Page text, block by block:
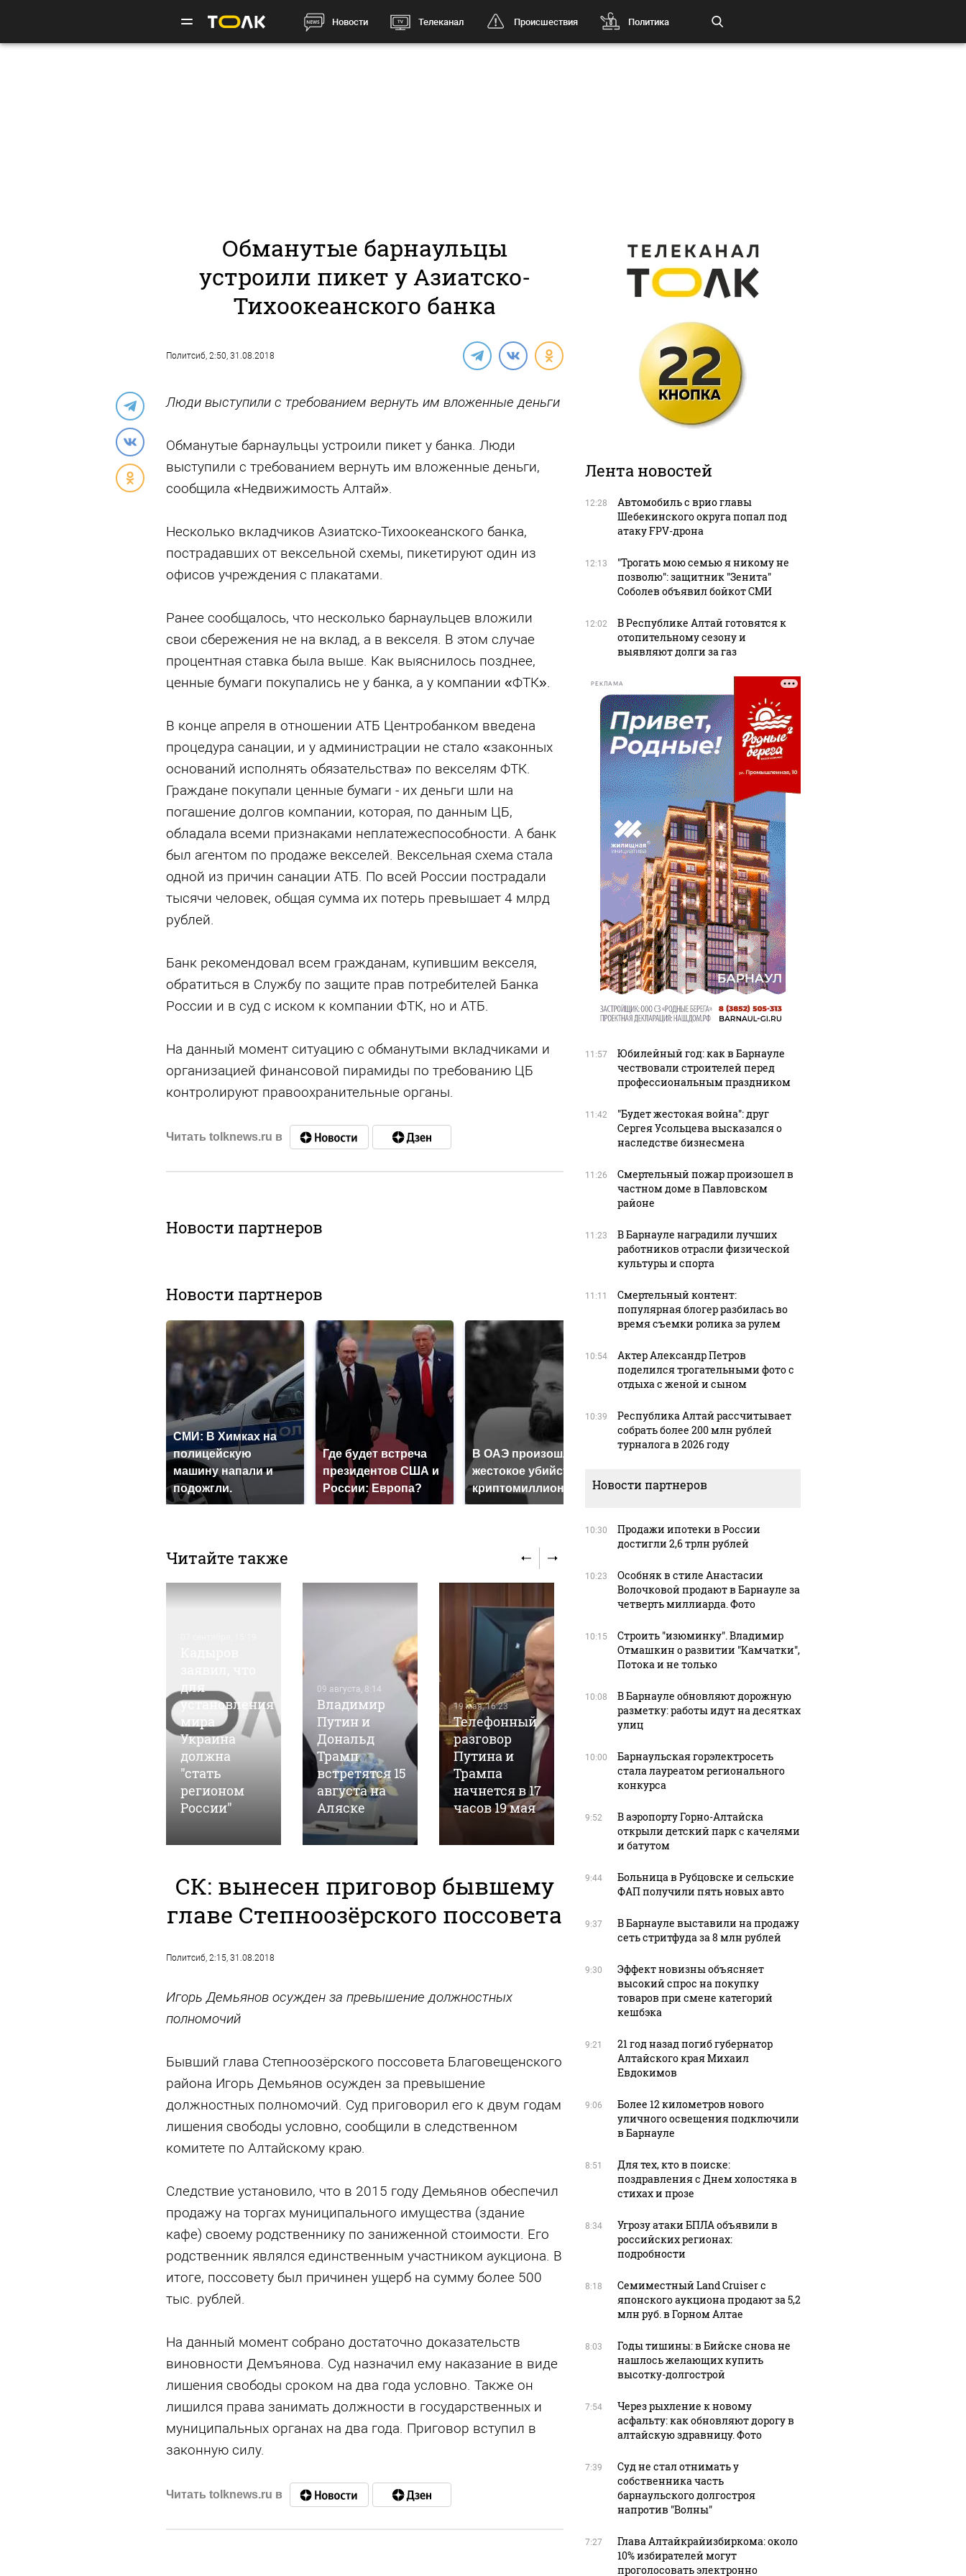
Новости Телеканал Происшествия Политика
Обманутые барнаульцы
устроили пикет у Азиатско-
Тихоокеанского банка
Политсиб, 2:50, 31.08.2018
Люди выступили с требованием вернуть им вложенные деньги
Обманутые барнаульцы устроили пикет у банка. Люди
выступили с требованием вернуть им вложенные деньги,
сообщила «Недвижимость Алтай».
Несколько вкладчиков Азиатско-Тихоокеанского банка,
пострадавших от вексельной схемы, пикетируют один из
офисов учреждения с плакатами.
Ранее сообщалось, что несколько барнаульцев вложили
свои сбережения не на вклад, а в векселя. В этом случае
процентная ставка была выше. Как выяснилось позднее,
ценные бумаги покупались не у банка, а у компании «ФТК».
В конце апреля в отношении АТБ Центробанком введена
процедура санации, и у администрации не стало «законных
оснований исполнять обязательства» по векселям ФТК.
Граждане покупали ценные бумаги - их деньги шли на
погашение долгов компании, которая, по данным ЦБ,
обладала всеми признаками неплатежеспособности. А банк
был агентом по продаже векселей. Вексельная схема стала
одной из причин санации АТБ. По всей России пострадали
тысячи человек, общая сумма их потерь превышает 4 млрд
рублей.
Банк рекомендовал всем гражданам, купившим векселя,
обратиться в Службу по защите прав потребителей Банка
России и в суд с иском к компании ФТК, но и АТБ.
На данный момент ситуацию с обманутыми вкладчиками и
организацией финансовой пирамиды по требованию ЦБ
контролируют правоохранительные органы.
Читать tolknews.ru в
Новости партнеров
Новости партнеров
СМИ: В Химках на
полицейскую
машину напали и
подожгли.
Где будет встреча
президентов США и
России: Европа?
В ОАЭ произошло
жестокое убийство
криптомиллионера
Кавказе: читать здесь
Читайте также
для
установления
мира
Украина
должна
"стать
регионом
России"
09 августа, 8:14
Владимир
Путин и
Дональд
Трамп
встретятся 15
августа на
Аляске
19 мая, 16:23
Телефонный
разговор
Путина и
Трампа
начнется в 17
часов 19 мая
Алтайские
депутаты
"притормозить"
электросамокаты
крае
назначили
министра
спорта и
СК: вынесен приговор бывшему
главе Степноозёрского поссовета
Политсиб, 2:15, 31.08.2018
Игорь Демьянов осужден за превышение должностных
полномочий
Бывший глава Степноозёрского поссовета Благовещенского
района Игорь Демьянов осужден за превышение
должностных полномочий. Суд приговорил его к двум годам
лишения свободы условно, сообщили в следственном
комитете по Алтайскому краю.
Следствие установило, что в 2015 году Демьянов обеспечил
продажу на торгах муниципального имущества (здание
кафе) своему родственнику по заниженной стоимости. Его
родственник являлся единственным участником аукциона. В
итоге, поссовету был причинен ущерб на сумму более 500
тыс. рублей.
На данный момент собрано достаточно доказательств
виновности Демъянова. Суд назначил ему наказание в виде
лишения свободы сроком на два года условно. Также он
лишился права занимать должности в государственных и
муниципальных органах на два года. Приговор вступил в
законную силу.
Читать tolknews.ru в
Лента новостей
12:28
Автомобиль с врио главы
Шебекинского округа попал под
атаку FPV-дрона
12:13
"Трогать мою семью я никому не
позволю": защитник "Зенита"
Соболев объявил бойкот СМИ
12:02
В Республике Алтай готовятся к
отопительному сезону и
выявляют долги за газ
РЕКЛАМА
11:57
Юбилейный год: как в Барнауле
чествовали строителей перед
профессиональным праздником
11:42
"Будет жестокая война": друг
Сергея Усольцева высказался о
наследстве бизнесмена
11:26
Смертельный пожар произошел в
частном доме в Павловском
районе
11:23
В Барнауле наградили лучших
работников отрасли физической
культуры и спорта
11:11
Смертельный контент:
популярная блогер разбилась во
время съемки ролика за рулем
10:54
Актер Александр Петров
поделился трогательными фото с
отдыха с женой и сыном
10:39
Республика Алтай рассчитывает
собрать более 200 млн рублей
турналога в 2026 году
Новости партнеров
10:30
Продажи ипотеки в России
достигли 2,6 трлн рублей
10:23
Особняк в стиле Анастасии
Волочковой продают в Барнауле за
четверть миллиарда. Фото
10:15
Строить "изюминку". Владимир
Отмашкин о развитии "Камчатки",
Потока и не только
10:08
В Барнауле обновляют дорожную
разметку: работы идут на десятках
улиц
10:00
Барнаульская горэлектросеть
стала лауреатом регионального
конкурса
9:52
В аэропорту Горно-Алтайска
открыли детский парк с качелями
и батутом
9:44
Больница в Рубцовске и сельские
ФАП получили пять новых авто
9:37
В Барнауле выставили на продажу
сеть стритфуда за 8 млн рублей
9:30
Эффект новизны объясняет
высокий спрос на покупку
товаров при смене категорий
кешбэка
9:21
21 год назад погиб губернатор
Алтайского края Михаил
Евдокимов
9:06
Более 12 километров нового
уличного освещения подключили
в Барнауле
8:51
Для тех, кто в поиске:
поздравления с Днем холостяка в
стихах и прозе
8:34
Угрозу атаки БПЛА объявили в
российских регионах:
подробности
8:18
Семиместный Land Cruiser с
японского аукциона продают за 5,2
млн руб. в Горном Алтае
8:03
Годы тишины: в Бийске снова не
нашлось желающих купить
высотку-долгострой
7:54
Через рыхление к новому
асфальту: как обновляют дорогу в
алтайскую здравницу. Фото
7:39
Суд не стал отнимать у
собственника часть
барнаульского долгостроя
напротив "Волны"
7:27
Глава Алтайкрайизбиркома: около
10% избирателей могут
проголосовать электронно